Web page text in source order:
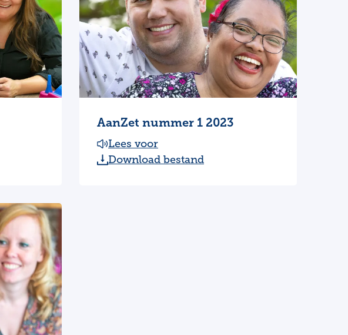
AanZet nummer 1 2023
Lees voor
Download bestand